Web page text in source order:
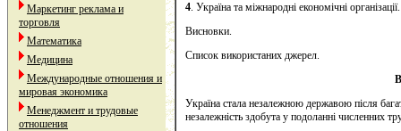
Маркетинг реклама и
торговля
Математика
Медицина
Международные отношения и
мировая экономика
Менеджмент и трудовые
отношения
4. Україна та міжнародні економічні організації.
Висновки.
Список використаних джерел.
Україна стала незалежною державою після
незалежність здобута у подоланні численних